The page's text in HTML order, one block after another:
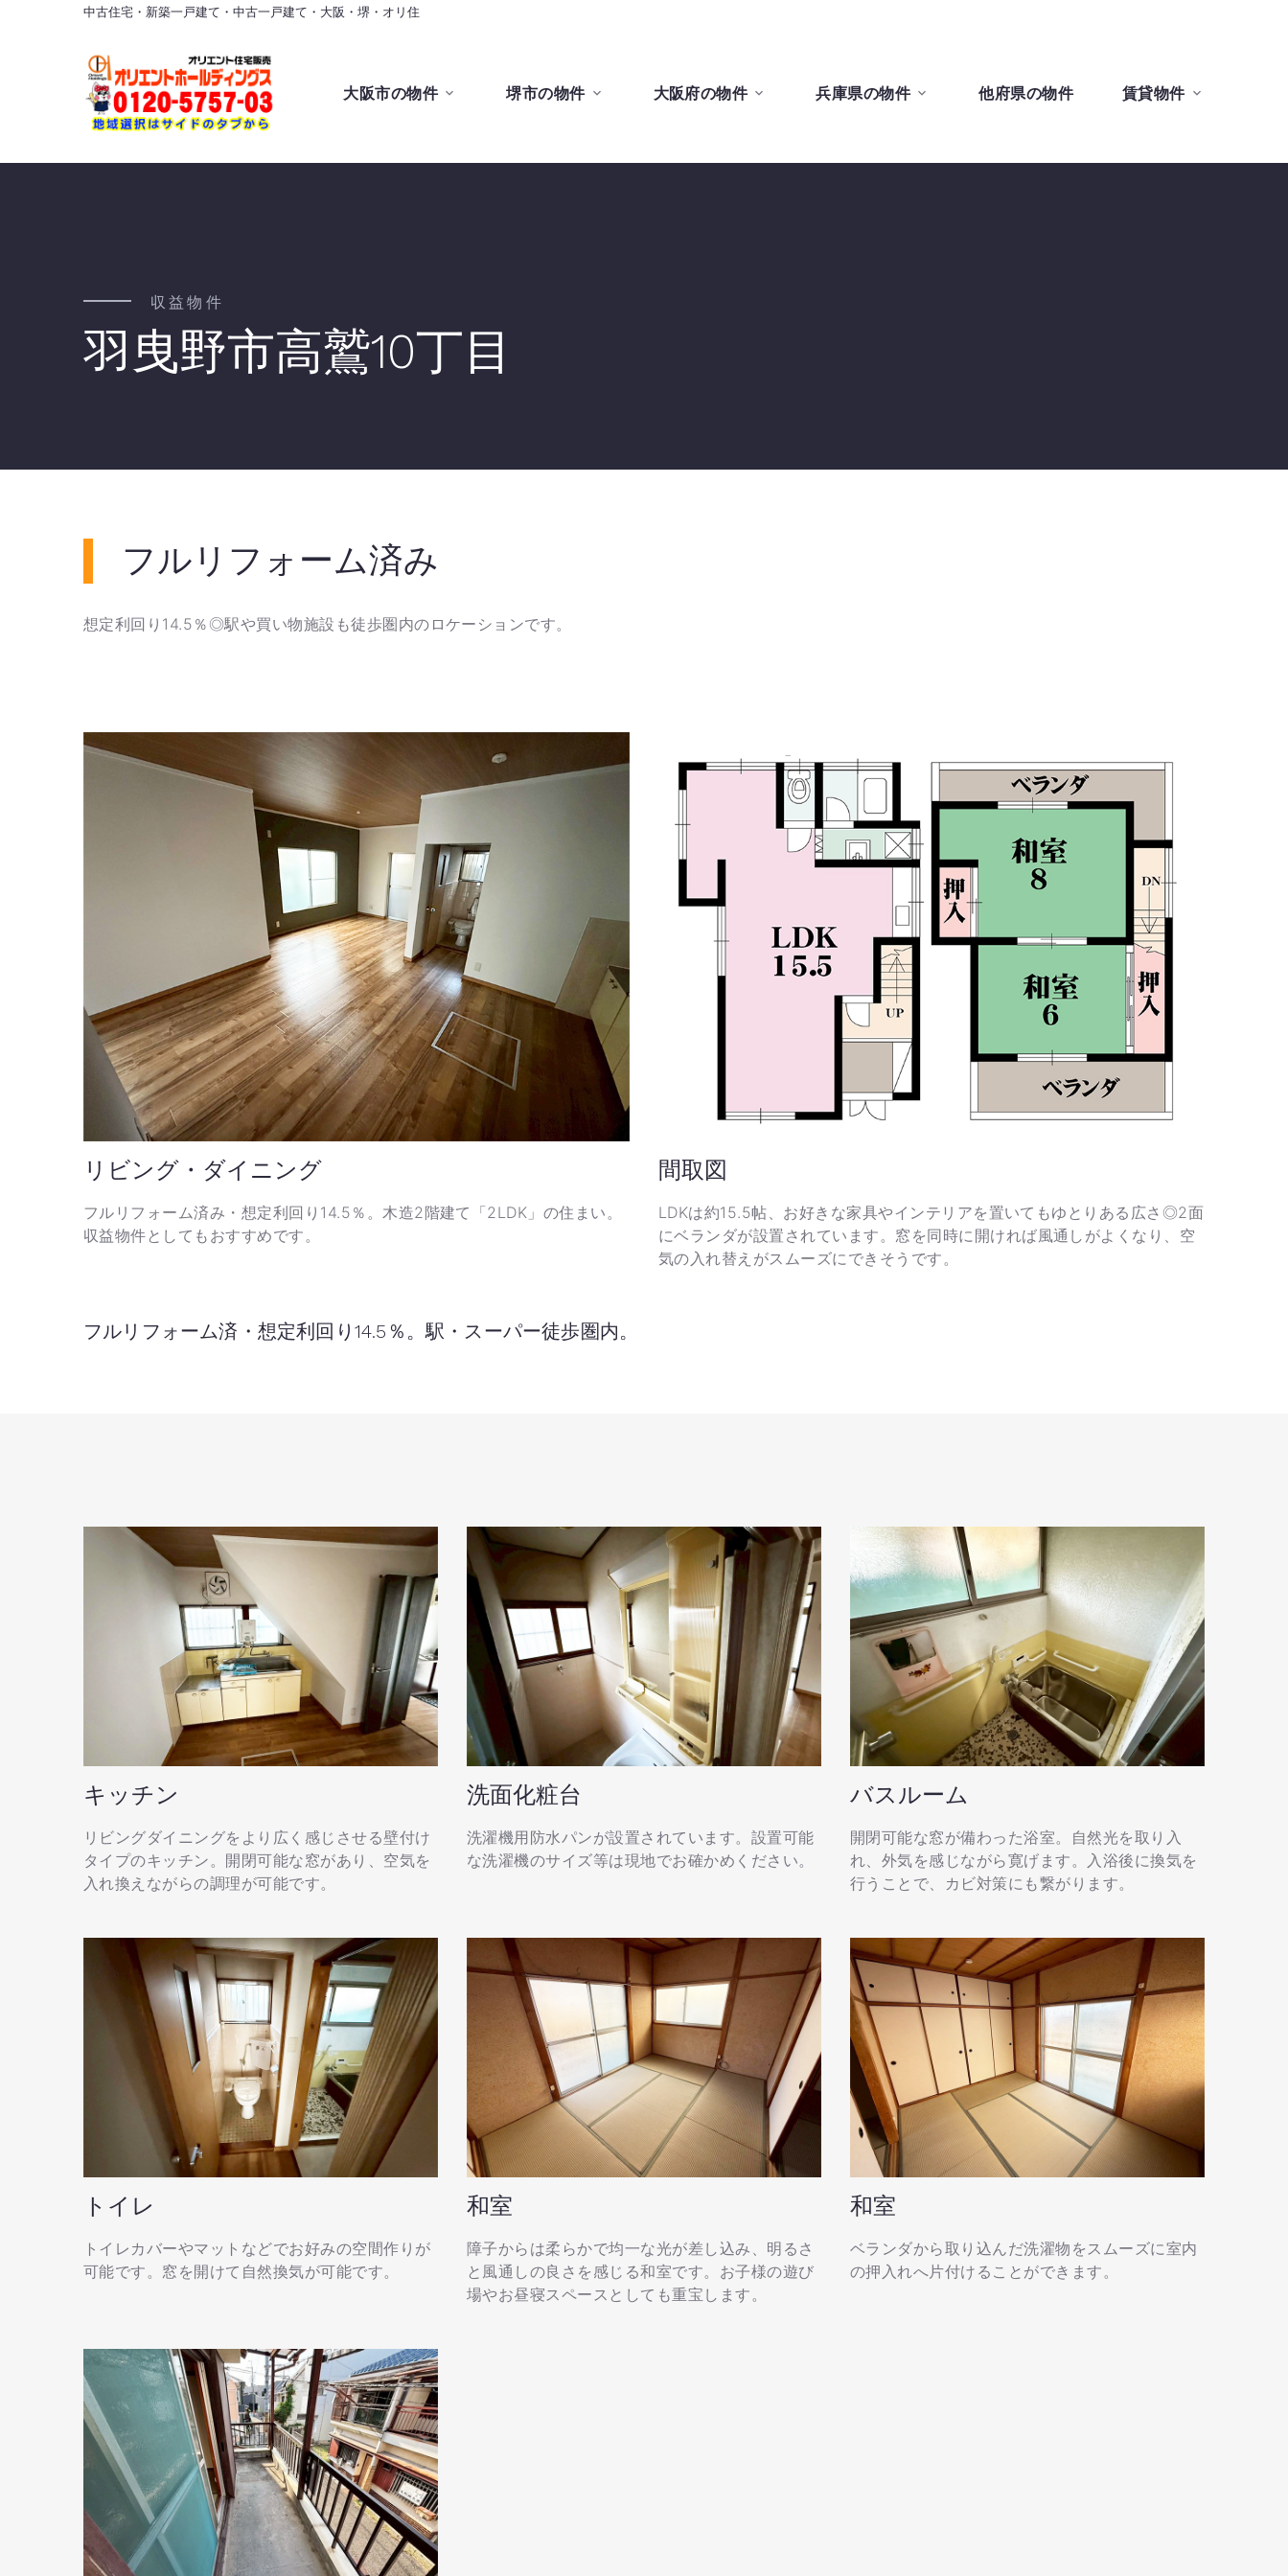
中古住宅・新築一戸建て・中古一戸建て・大阪・堺・オリ住
大阪市の物件 堺市の物件 大阪府の物件 兵庫県の物件 他府県の物件 賃貸物件
収益物件
羽曳野市高鷲10丁目
フルリフォーム済み
想定利回り14.5％◎駅や買い物施設も徒歩圏内のロケーションです。
リビング・ダイニング
フルリフォーム済み・想定利回り14.5％。木造2階建て「2LDK」の住まい。
収益物件としてもおすすめです。
間取図
LDKは約15.5帖、お好きな家具やインテリアを置いてもゆとりある広さ◎2面
にベランダが設置されています。窓を同時に開ければ風通しがよくなり、空
気の入れ替えがスムーズにできそうです。
フルリフォーム済・想定利回り14.5％。駅・スーパー徒歩圏内。
キッチン
リビングダイニングをより広く感じさせる壁付け
タイプのキッチン。開閉可能な窓があり、空気を
入れ換えながらの調理が可能です。
洗面化粧台
洗濯機用防水パンが設置されています。設置可能
な洗濯機のサイズ等は現地でお確かめください。
バスルーム
開閉可能な窓が備わった浴室。自然光を取り入
れ、外気を感じながら寛げます。入浴後に換気を
行うことで、カビ対策にも繋がります。
トイレ
トイレカバーやマットなどでお好みの空間作りが
可能です。窓を開けて自然換気が可能です。
和室
障子からは柔らかで均一な光が差し込み、明るさ
と風通しの良さを感じる和室です。お子様の遊び
場やお昼寝スペースとしても重宝します。
和室
ベランダから取り込んだ洗濯物をスムーズに室内
の押入れへ片付けることができます。